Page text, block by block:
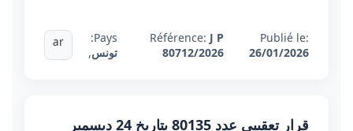
Publié le:
26/01/2026
Référence: J P
80712/2026
Pays:
تونس,
ar
قرار تعقيبي عدد 80135 بتاريخ 24 ديسمبر